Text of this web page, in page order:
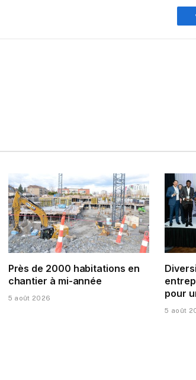
Près de 2000 habitations en
chantier à mi-année
5 août 2026
pour
5 août